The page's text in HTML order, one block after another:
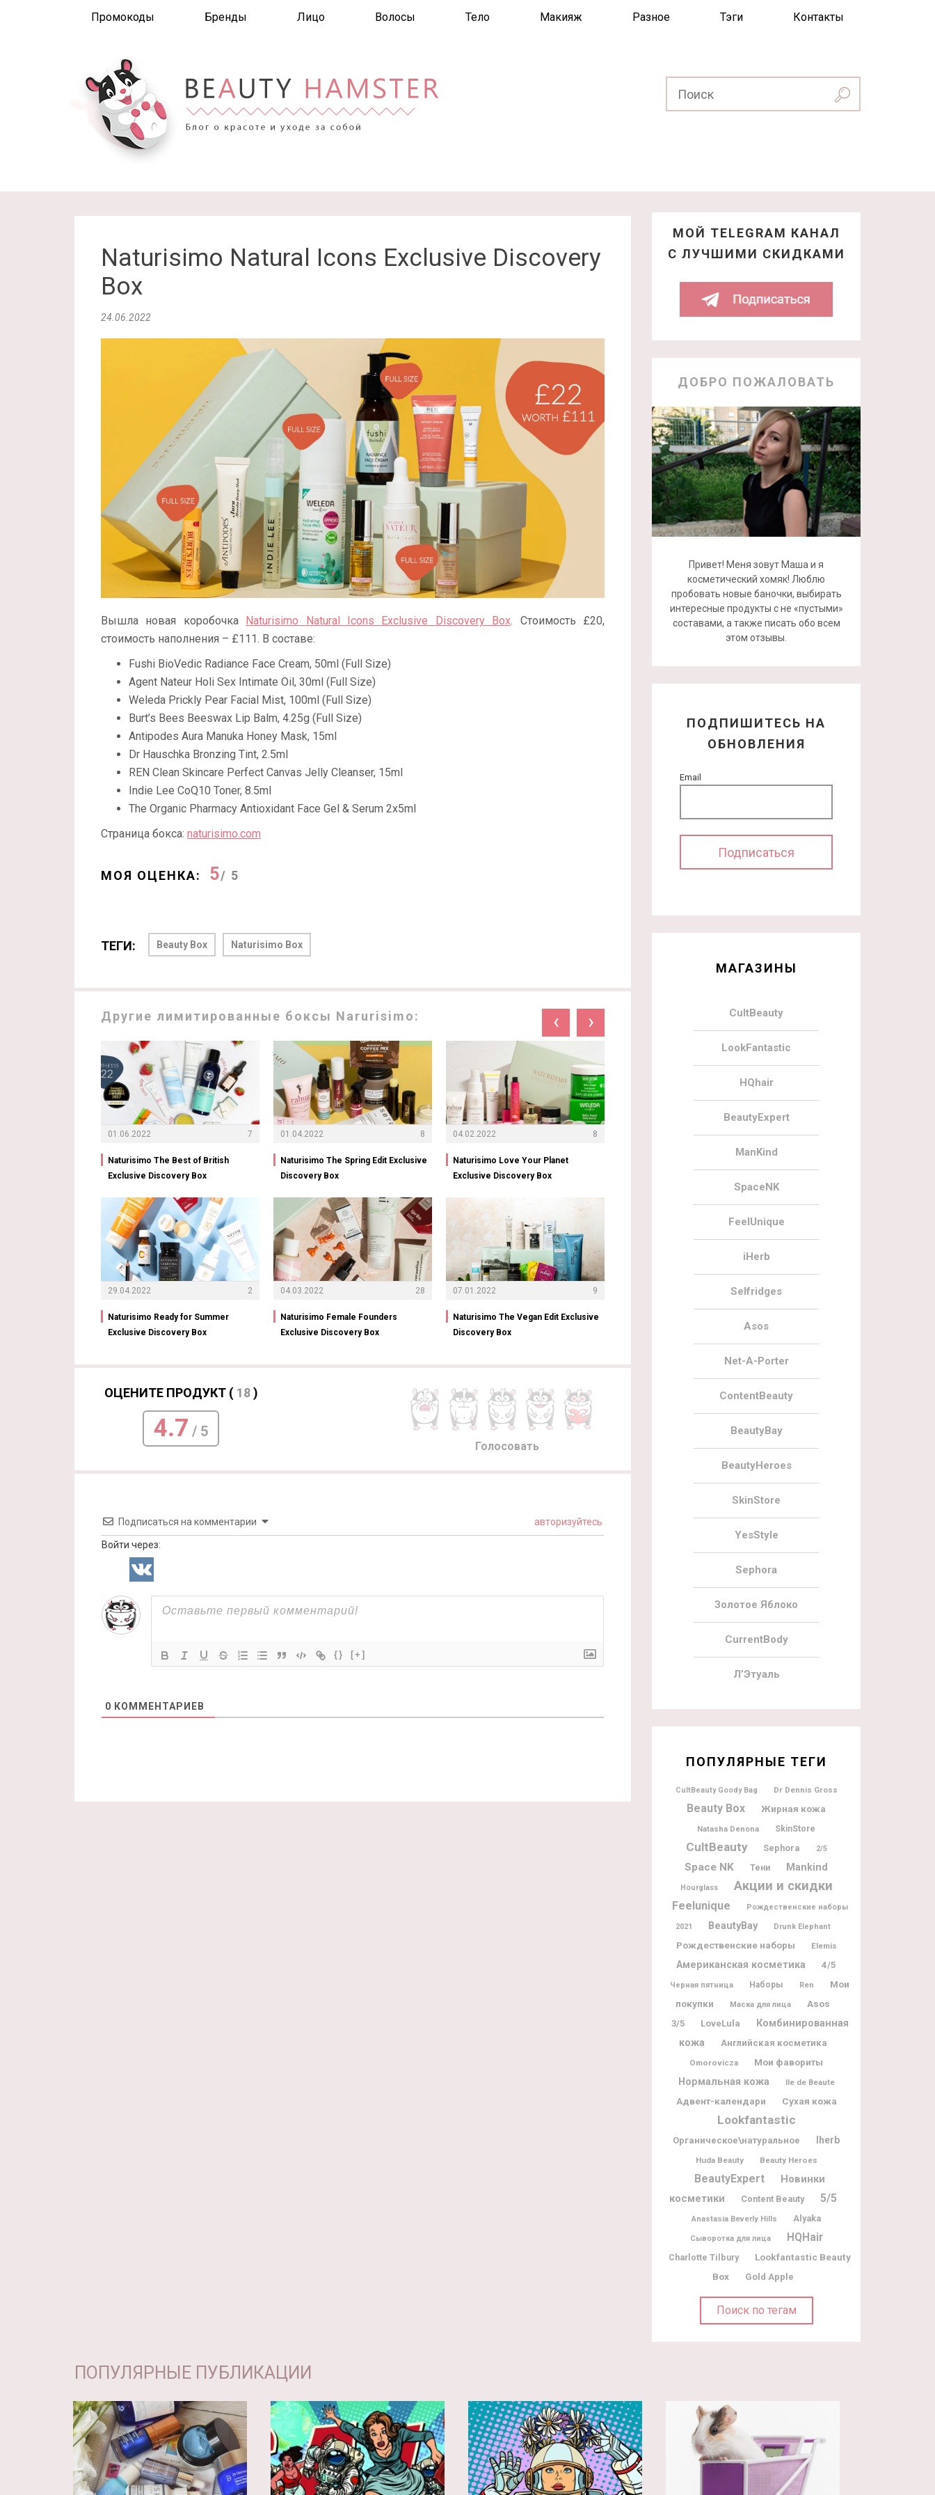
Промокоды Бренды Лицо Волосы Тело Макияж Разное Тэги Контакты
Naturisimo Natural Icons Exclusive Discovery
Box
24.06.2022
Вышла новая коробочка Naturisimo Natural Icons Exclusive Discovery Box. Стоимость £20,
стоимость наполнения – £111. В составе:
Fushi BioVedic Radiance Face Cream, 50ml (Full Size)
Agent Nateur Holi Sex Intimate Oil, 30ml (Full Size)
Weleda Prickly Pear Facial Mist, 100ml (Full Size)
Burt’s Bees Beeswax Lip Balm, 4.25g (Full Size)
Antipodes Aura Manuka Honey Mask, 15ml
Dr Hauschka Bronzing Tint, 2.5ml
REN Clean Skincare Perfect Canvas Jelly Cleanser, 15ml
Indie Lee CoQ10 Toner, 8.5ml
The Organic Pharmacy Antioxidant Face Gel & Serum 2x5ml
Страница бокса: naturisimo.com
МОЯ ОЦЕНКА: 5/ 5
ТЕГИ: Beauty Box Naturisimo Box
Другие лимитированные боксы Narurisimo: ‹ ›
01.06.2022 7
Naturisimo The Best of British
Exclusive Discovery Box
29.04.2022 2
Naturisimo Ready for Summer
Exclusive Discovery Box
01.04.2022 8
Naturisimo The Spring Edit Exclusive
Discovery Box
04.03.2022 28
Naturisimo Female Founders
Exclusive Discovery Box
04.02.2022 8
Naturisimo Love Your Planet
Exclusive Discovery Box
07.01.2022 9
Naturisimo The Vegan Edit Exclusive
Discovery Box
0
0
10.11.2021
ОЦЕНИТЕ ПРОДУКТ ( 18)
4.7 / 5
Голосовать
Подписаться на комментарии авторизуйтесь
Войти через:
{} [+]
0 КОММЕНТАРИЕВ
МОЙ TELEGRAM КАНАЛ
С ЛУЧШИМИ СКИДКАМИ
ДОБРО ПОЖАЛОВАТЬ
Привет! Меня зовут Маша и я
косметический хомяк! Люблю
пробовать новые баночки, выбирать
интересные продукты с не «пустыми»
составами, а также писать обо всем
этом отзывы.
ПОДПИШИТЕСЬ НА
ОБНОВЛЕНИЯ
Email
МАГАЗИНЫ
CultBeauty
LookFantastic
HQhair
BeautyExpert
ManKind
SpaceNK
FeelUnique
iHerb
Selfridges
Asos
Net-A-Porter
ContentBeauty
BeautyBay
BeautyHeroes
SkinStore
YesStyle
Sephora
Золотое Яблоко
CurrentBody
Л’Этуаль
ПОПУЛЯРНЫЕ ТЕГИ
CultBeauty Goody Bag Dr Dennis Gross
Beauty Box Жирная кожа
Natasha Denona SkinStore
CultBeauty Sephora 2/5
Space NK Тени Mankind
Hourglass Акции и скидки
Feelunique Рождественские наборы
2021 BeautyBay Drunk Elephant
Рождественские наборы Elemis
Американская косметика 4/5
Черная пятница Наборы Ren
Мои
покупки
Маска для лица
Asos
3/5
LoveLula
Комбинированная
кожа
Английская косметика
Omorovicza
Мои фавориты
Нормальная кожа
Ile de Beaute
Адвент-календари Сухая кожа
Lookfantastic
Органическое\натуральное Iherb
Huda Beauty Beauty Heroes
BeautyExpert
Новинки
косметики
Content Beauty 5/5
Anastasia Beverly Hills Alyaka
Сыворотка для лица HQHair
Charlotte Tilbury
Lookfantastic Beauty
Box
Gold Apple
Поиск по тегам
ПОПУЛЯРНЫЕ ПУБЛИКАЦИИ